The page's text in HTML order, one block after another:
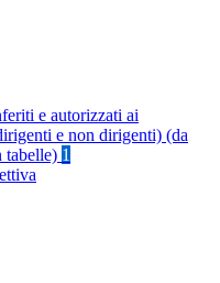
e autorizzati ai
e non dirigenti) (da
tabelle) 1